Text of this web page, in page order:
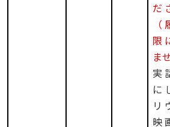
だ
限
ま
実
に
リ
映